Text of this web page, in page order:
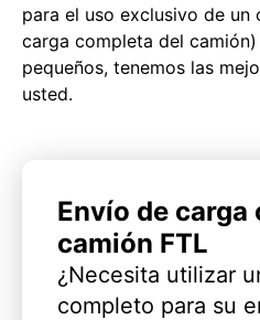
para el uso exclusivo de un
carga completa del
pequeños, tenemos las
usted.
Envío de carga
camión FTL
¿Necesita utilizar
completo para su